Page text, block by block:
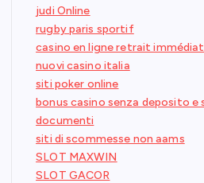
judi Online
rugby paris sportif
casino en ligne retrait immédiat
nuovi casino italia
siti poker online
bonus casino senza deposito e
documenti
siti di scommesse non aams
SLOT MAXWIN
SLOT GACOR